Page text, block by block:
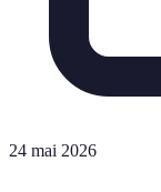
24 mai 2026